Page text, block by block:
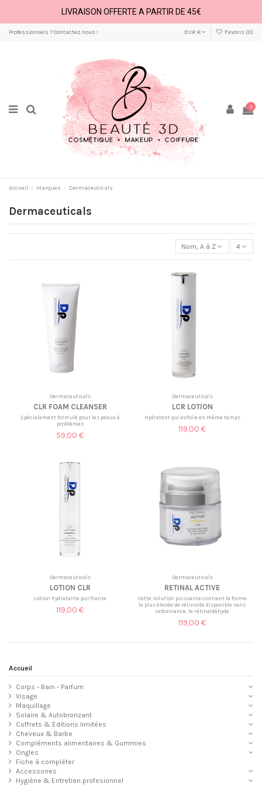
LIVRAISON OFFERTE A PARTIR DE 45€
Professionnels ? Contactez nous ! EUR € Favoris (0)
0
Accueil Marques Dermaceuticals
Dermaceuticals
Nom, A à Z 4
Dermaceuticals
CLR FOAM CLEANSER
Spécialement formulé pour les peaux à
problèmes
59,00 €
Dermaceuticals
LCR LOTION
Hydratant qui exfolie en même temps
119,00 €
Dermaceuticals
LOTION CLR
Lotion hydratante purifiante
119,00 €
Dermaceuticals
RETINAL ACTIVE
Cette solution puissante contient la forme
la plus élevée de rétinoïde disponible sans
ordonnance, le rétinaldéhyde
119,00 €
Accueil
Corps - Bain - Parfum
Visage
Maquillage
Solaire & Autobronzant
Coffrets & Editions limitées
Cheveux & Barbe
Compléments alimentaires & Gummies
Ongles
Fiche à compléter
Accessoires
Hygiène & Entretien profesionnel